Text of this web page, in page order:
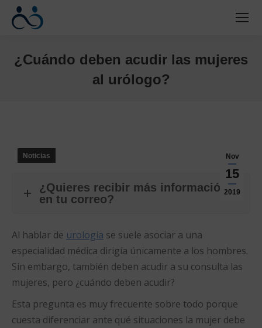
¿Cuándo deben acudir las mujeres
al urólogo?
Nov
15
2019
Noticias
¿Quieres recibir más información
en tu correo?
Al hablar de urología se suele asociar a una
especialidad médica dirigía únicamente a los hombres.
Sin embargo, también deben acudir a su consulta las
mujeres, pero ¿cuándo deben acudir?
Esta pregunta es muy frecuente sobre todo porque
cuesta diferenciar ante qué situaciones la mujer debe